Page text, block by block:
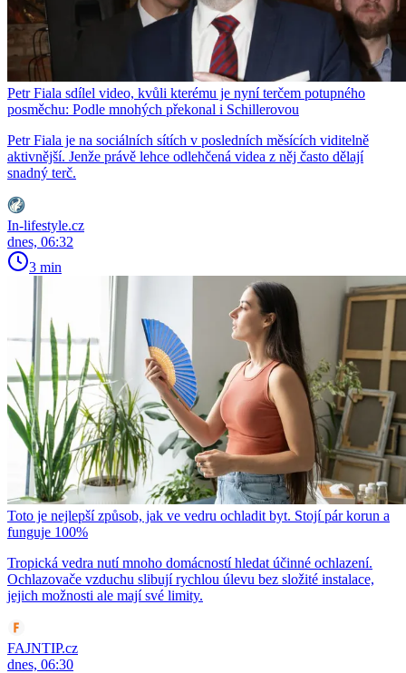
Petr Fiala sdílel video, kvůli kterému je nyní terčem potupného
posměchu: Podle mnohých překonal i Schillerovou
Petr Fiala je na sociálních sítích v posledních měsících viditelně
aktivnější. Jenže právě lehce odlehčená videa z něj často dělají
snadný terč.
In-lifestyle.cz
dnes, 06:32
3 min
Toto je nejlepší způsob, jak ve vedru ochladit byt. Stojí pár korun a
funguje 100%
Tropická vedra nutí mnoho domácností hledat účinné ochlazení.
Ochlazovače vzduchu slibují rychlou úlevu bez složité instalace,
jejich možnosti ale mají své limity.
FAJNTIP.cz
dnes, 06:30